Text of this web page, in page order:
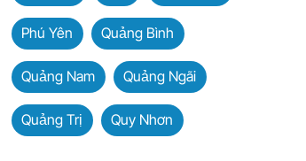
Phú Yên Quảng Bình
Quảng Nam Quảng Ngãi
Quảng Trị Quy Nhơn